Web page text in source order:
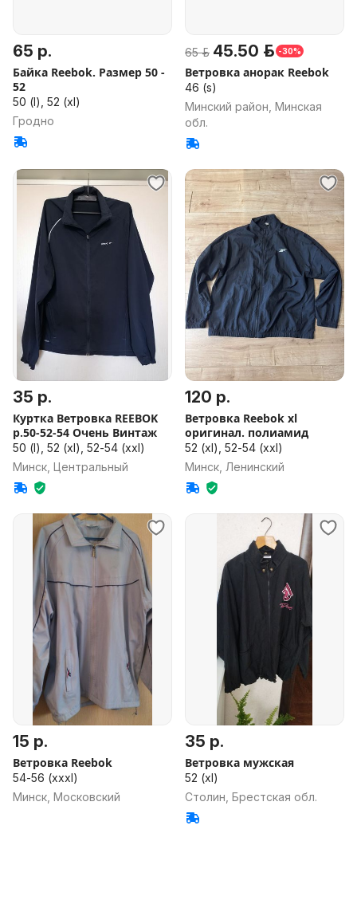
65 р.
Байка Reebok. Размер 50 -
52
50 (l), 52 (xl)
Гродно
65 р. 45.50 р. -30%
Ветровка анорак Reebok
46 (s)
Минский район, Минская
обл.
35 р.
Куртка Ветровка REEBOK
р.50-52-54 Очень Винтаж
50 (l), 52 (xl), 52-54 (xxl)
Минск, Центральный
120 р.
Ветровка Reebok xl
оригинал. полиамид
52 (xl), 52-54 (xxl)
Минск, Ленинский
15 р.
Ветровка Reebok
54-56 (xxxl)
Минск, Московский
35 р.
Ветровка мужская
52 (xl)
Столин, Брестская обл.